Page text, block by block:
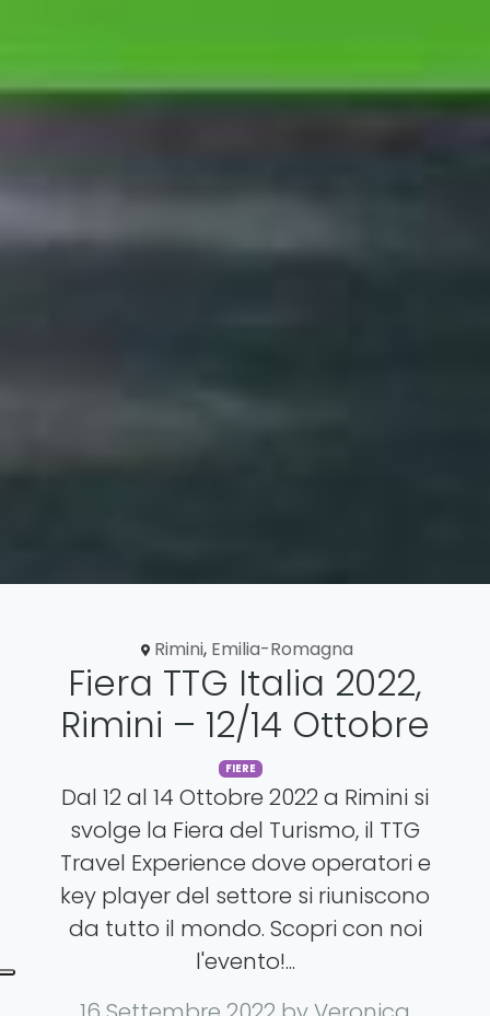
Rimini, Emilia-Romagna
Fiera TTG Italia 2022,
Rimini – 12/14 Ottobre
FIERE
Dal 12 al 14 Ottobre 2022 a Rimini si
svolge la Fiera del Turismo, il TTG
Travel Experience dove operatori e
key player del settore si riuniscono
da tutto il mondo. Scopri con noi
l'evento!...